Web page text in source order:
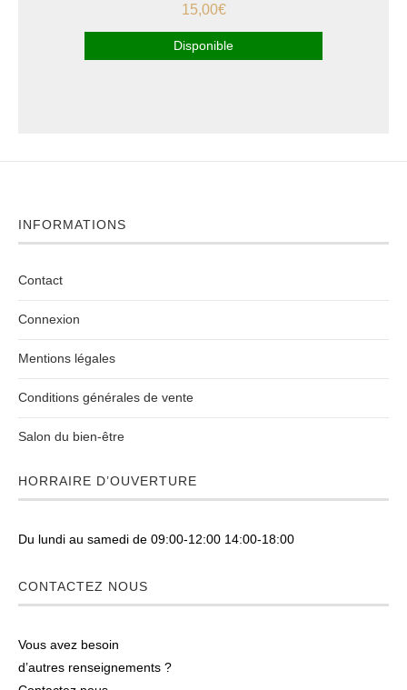
15,00€
Disponible
INFORMATIONS
Contact
Connexion
Mentions légales
Conditions générales de vente
Salon du bien-être
HORRAIRE D’OUVERTURE
Du lundi au samedi de 09:00-12:00 14:00-18:00
CONTACTEZ NOUS
Vous avez besoin
d’autres renseignements ?